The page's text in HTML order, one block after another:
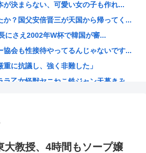
へ「国が危険と判断したら出国禁止...
明らかになるwww
950hPaから935hPaに強...
休止を宣言
止まらない・・・
が決まらない、可愛い女の子も作れ...
か？国父安倍晋三が天国から帰ってく...
にさえ2002年W杯で韓国が審...
協会も性接待やってるんじゃないです...
に抗議し、強く非難した」
乙女怪獣ヤニねこ鉄ジャン天幕きみ...
との戦闘「近く終結するだろう」と表...
ー協会、国際審判員らを性接待
大教授、4時間もソープ嬢